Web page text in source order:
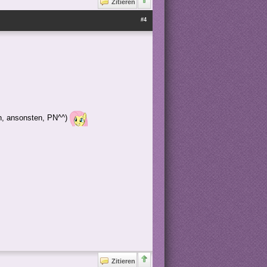
Zitieren
#4
ansonsten, PN^^)
Zitieren